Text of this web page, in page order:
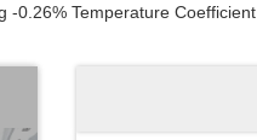
-0.26% Temperature Coefficient